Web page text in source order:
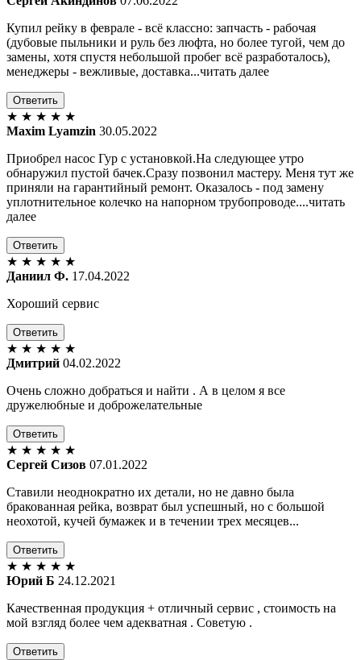
Купил рейку в феврале - всё классно: запчасть - рабочая
(дубовые пыльники и руль без люфта, но более тугой, чем до
замены, хотя спустя небольшой пробег всё разработалось),
менеджеры - вежливые, доставка...читать далее
Ответить
★ ★ ★ ★ ★
Maxim Lyamzin 30.05.2022
Приобрел насос Гур с установкой.На следующее утро
обнаружил пустой бачек.Сразу позвонил мастеру. Меня тут же
приняли на гарантийный ремонт. Оказалось - под замену
уплотнительное колечко на напорном трубопроводе....читать
далее
Ответить
★ ★ ★ ★ ★
Даниил Ф. 17.04.2022
Хороший сервис
Ответить
★ ★ ★ ★ ★
Дмитрий 04.02.2022
Очень сложно добраться и найти . А в целом я все
дружелюбные и доброжелательные
Ответить
★ ★ ★ ★ ★
Сергей Сизов 07.01.2022
Ставили неоднократно их детали, но не давно была
бракованная рейка, возврат был успешный, но с большой
неохотой, кучей бумажек и в течении трех месяцев...
Ответить
★ ★ ★ ★ ★
Юрий Б 24.12.2021
Качественная продукция + отличный сервис , стоимость на
мой взгляд более чем адекватная . Советую .
Ответить